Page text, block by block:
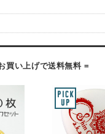
買い上げで送料無料 =